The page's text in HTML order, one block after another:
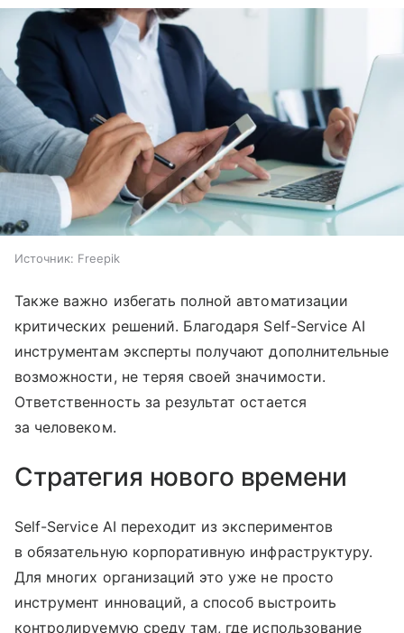
Источник: Freepik
Также важно избегать полной автоматизации
критических решений. Благодаря Self-Service AI
инструментам эксперты получают дополнительные
возможности, не теряя своей значимости.
Ответственность за результат остается
за человеком.
Стратегия нового времени
Self-Service AI переходит из экспериментов
в обязательную корпоративную инфраструктуру.
Для многих организаций это уже не просто
инструмент инноваций, а способ выстроить
контролируемую среду там, где использование